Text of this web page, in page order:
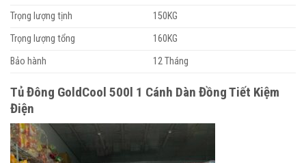
Trọng lượng tịnh
150KG
Trọng lượng tổng
160KG
Bảo hành
12 Tháng
Tủ Đông GoldCool 500l 1 Cánh Dàn Đồng Tiết Kiệm
Điện